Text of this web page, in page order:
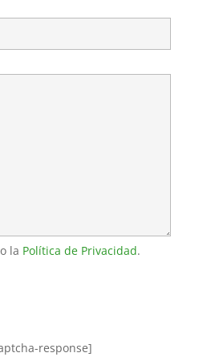
la Política de Privacidad.
response]